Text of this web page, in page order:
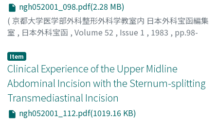
ngh052001_098.pdf(2.28 MB)
( 京都大学医学部外科整形外科学教室内 日本外科宝函編集
室 , 日本外科宝函 , Volume 52 , Issue 1 , 1983 , pp.98-
杉, 基嗣
Item
Clinical Experience of the Upper Midline
Abdominal Incision with the Sternum-splitting
Transmediastinal Incision
ngh052001_112.pdf(1019.16 KB)